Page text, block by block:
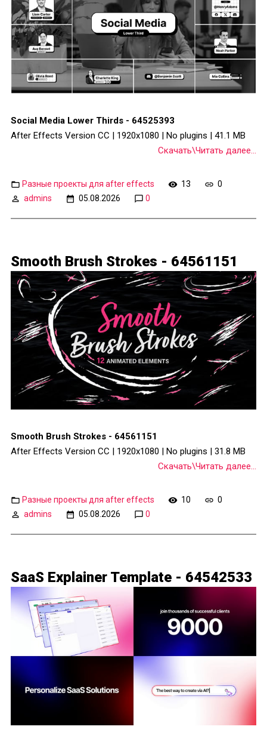
Social Media Lower Thirds - 64525393
After Effects Version CC | 1920x1080 | No plugins | 41.1 MB
Скачать\Читать далее...
Разные проекты для after effects 13
0
admins
05.08.2026 0
Smooth Brush Strokes - 64561151
Smooth Brush Strokes - 64561151
After Effects Version CC | 1920x1080 | No plugins | 31.8 MB
Скачать\Читать далее...
Разные проекты для after effects 10
0
admins
05.08.2026 0
SaaS Explainer Template - 64542533